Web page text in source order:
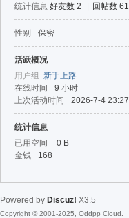
统计信息 好友数 2 回帖数 61
性别 保密
活跃概况
用户组 新手上路
在线时间
9 小时
上次活动时间
2026-7-4 23:27
统计信息
已用空间
0 B
金钱
168
Powered by Discuz! X3.5
Copyright © 2001-2025, Oddpp Cloud.